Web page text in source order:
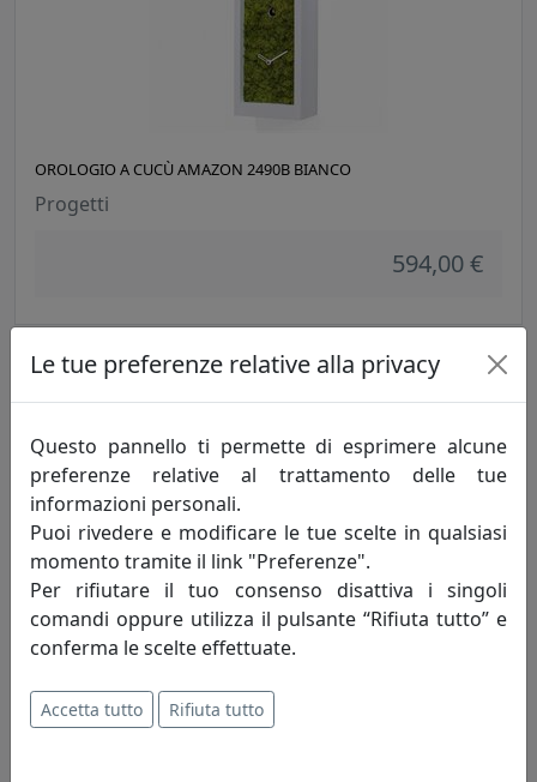
OROLOGIO A CUCÙ AMAZON 2490B BIANCO
Progetti
594,00 €
OROLOGIO A CUCÙ AMAZON 2490N NERO
Progetti
Le tue preferenze relative alla privacy
Questo pannello ti permette di esprimere alcune
preferenze relative al trattamento delle tue
informazioni personali.
Puoi rivedere e modificare le tue scelte in qualsiasi
momento tramite il link "Preferenze".
Per rifiutare il tuo consenso disattiva i singoli
comandi oppure utilizza il pulsante “Rifiuta tutto” e
conferma le scelte effettuate.
Accetta tutto Rifiuta tutto